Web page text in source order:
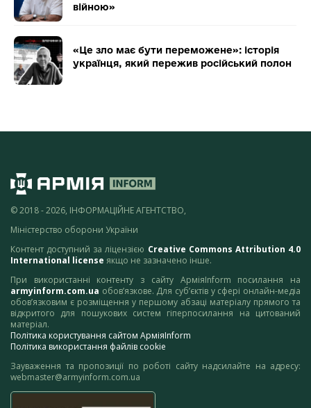
війною»
«Це зло має бути переможене»: історія
українця, який пережив російський полон
© 2018 - 2026, ІНФОРМАЦІЙНЕ АГЕНТСТВО,
Міністерство оборони України
Контент доступний за ліцензією Creative Commons Attribution 4.0
International license якщо не зазначено інше.
При використанні контенту з сайту АрміяInform посилання на
armyinform.com.ua обов’язкове. Для суб’єктів у сфері онлайн-медіа
обов’язковим є розміщення у першому абзаці матеріалу прямого та
відкритого для пошукових систем гіперпосилання на цитований
матеріал.
Політика користування сайтом АрміяInform
Політика використання файлів cookie
Зауваження та пропозиції по роботі сайту надсилайте на адресу:
webmaster@armyinform.com.ua